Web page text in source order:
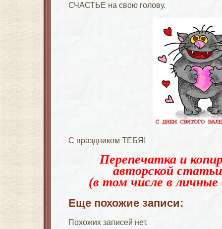
СЧАСТЬЕ на свою голову.
С праздником ТЕБЯ!
Перепечатка и
авторской
(в том числе в личные
Еще похожие записи:
Похожих записей нет.